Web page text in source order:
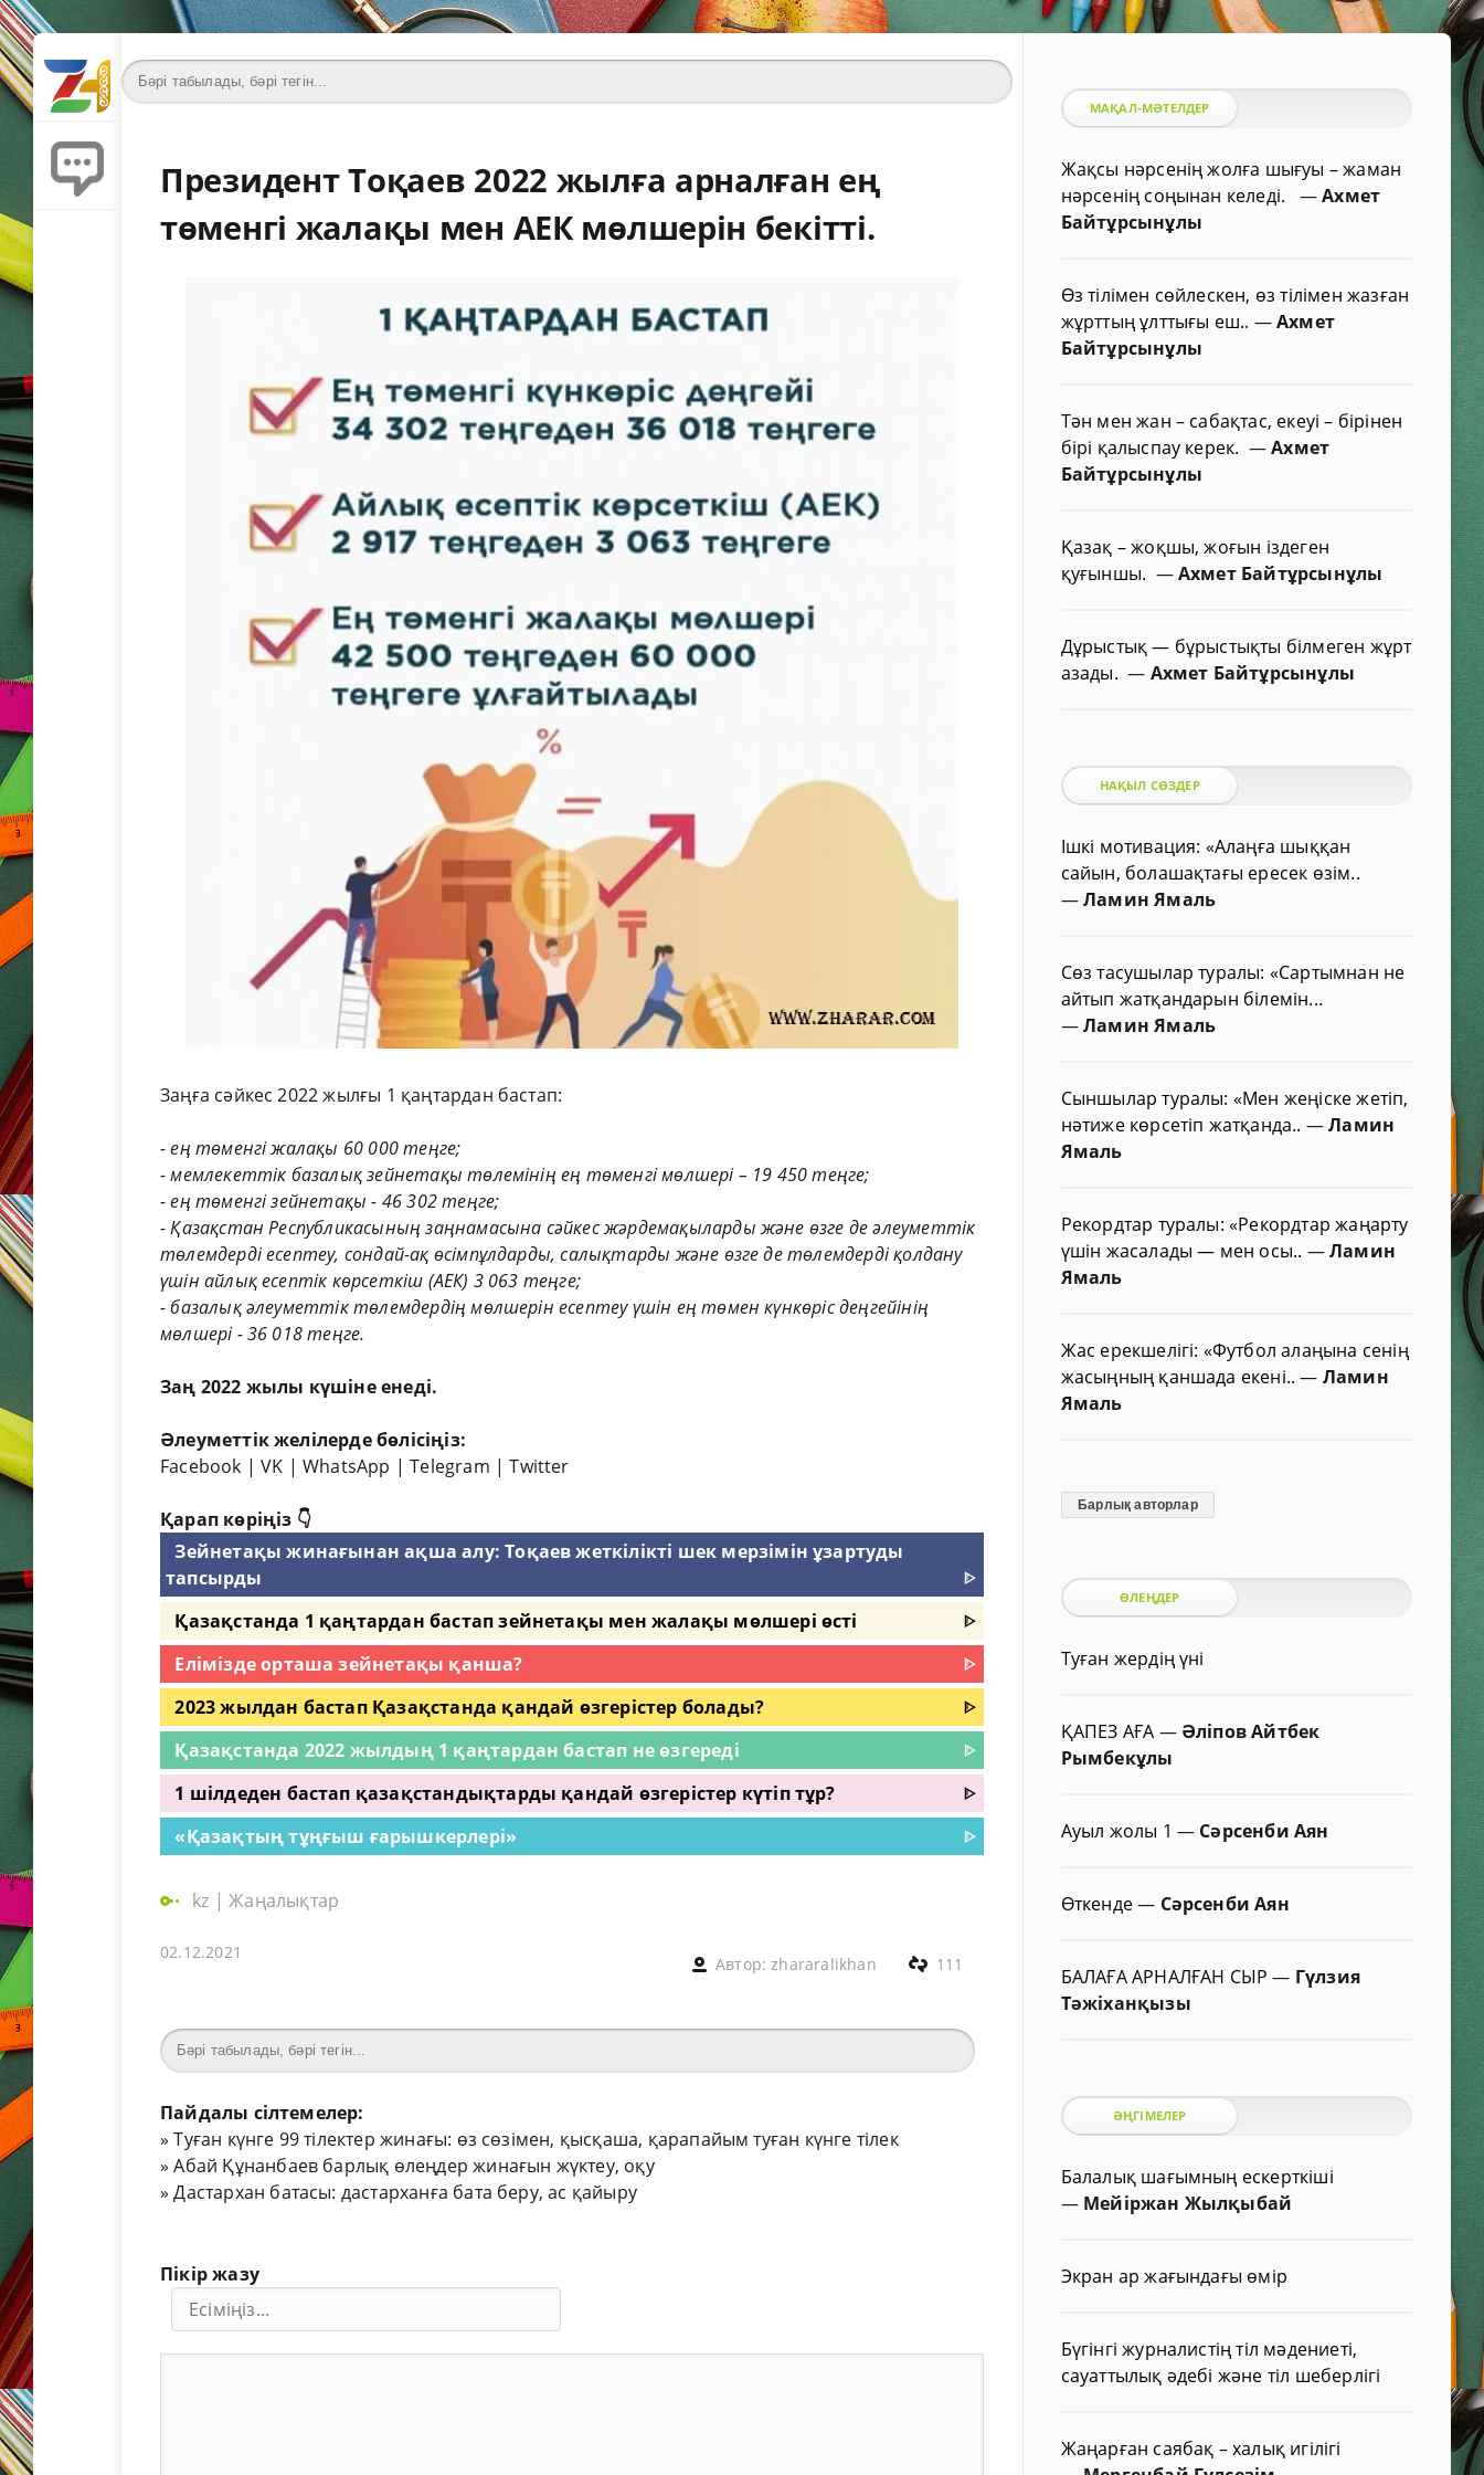
Президент Тоқаев 2022 жылға арналған ең
төменгі жалақы мен АЕК мөлшерін бекітті.
Заңға сәйкес 2022 жылғы 1 қаңтардан бастап:
- ең төменгі жалақы 60 000 теңге;
- мемлекеттік базалық зейнетақы төлемінің ең төменгі мөлшері – 19 450 теңге;
- ең төменгі зейнетақы - 46 302 теңге;
- Қазақстан Республикасының заңнамасына сәйкес жәрдемақыларды және өзге де әлеуметтік
төлемдерді есептеу, сондай-ақ өсімпұлдарды, салықтарды және өзге де төлемдерді қолдану
үшін айлық есептік көрсеткіш (АЕК) 3 063 теңге;
- базалық әлеуметтік төлемдердің мөлшерін есептеу үшін ең төмен күнкөріс деңгейінің
мөлшері - 36 018 теңге.
Заң 2022 жылы күшіне енеді.
Әлеуметтік желілерде бөлісіңіз:
Facebook |VK |WhatsApp |Telegram |Twitter
Қарап көріңіз 👇
Зейнетақы жинағынан ақша алу: Тоқаев жеткілікті шек мерзімін ұзартуды
тапсырды
ᐈ
Қазақстанда 1 қаңтардан бастап зейнетақы мен жалақы мөлшері өсті
ᐈ
Елімізде орташа зейнетақы қанша?
ᐈ
2023 жылдан бастап Қазақстанда қандай өзгерістер болады?
ᐈ
Қазақстанда 2022 жылдың 1 қаңтардан бастап не өзгереді
ᐈ
1 шілдеден бастап қазақстандықтарды қандай өзгерістер күтіп тұр?
ᐈ
«Қазақтың тұңғыш ғарышкерлері»
ᐈ
kz |Жаңалықтар
02.12.2021
Автор:zhararalikhan 111
Пайдалы сілтемелер:
»Туған күнге 99 тілектер жинағы: өз сөзімен, қысқаша, қарапайым туған күнге тілек
»Абай Құнанбаев барлық өлеңдер жинағын жүктеу, оқу
»Дастархан батасы: дастарханға бата беру, ас қайыру
Пікір жазу
МАҚАЛ-МӘТЕЛДЕР
Жақсы нәрсенің жолға шығуы – жаман
нәрсенің соңынан келеді. —Ахмет
Байтұрсынұлы
Өз тілімен сөйлескен, өз тілімен жазған
жұрттың ұлттығы еш.. —Ахмет
Байтұрсынұлы
Тән мен жан – сабақтас, екеуі – бірінен
бірі қалыспау керек. —Ахмет
Байтұрсынұлы
Қазақ – жоқшы, жоғын іздеген
қуғыншы. —Ахмет Байтұрсынұлы
Дұрыстық — бұрыстықты білмеген жұрт
азады.— Ахмет Байтұрсынұлы
НАҚЫЛ СӨЗДЕР
Ішкі мотивация: «Алаңға шыққан
сайын, болашақтағы ересек өзім..
—Ламин Ямаль
Сөз тасушылар туралы: «Сартымнан не
айтып жатқандарын білемін...
—Ламин Ямаль
Сыншылар туралы: «Мен жеңіске жетіп,
нәтиже көрсетіп жатқанда.. —Ламин
Ямаль
Рекордтар туралы: «Рекордтар жаңарту
үшін жасалады — мен осы.. —Ламин
Ямаль
Жас ерекшелігі: «Футбол алаңына сенің
жасыңның қаншада екені..— Ламин
Ямаль
Барлық авторлар
ӨЛЕҢДЕР
Туған жердің үні
ҚАПЕЗ АҒА — Әліпов Айтбек
Рымбекұлы
Ауыл жолы 1 — Сәрсенби Аян
Өткенде— Сәрсенби Аян
БАЛАҒА АРНАЛҒАН СЫР— Гүлзия
Тәжіханқызы
ӘҢГІМЕЛЕР
Балалық шағымның ескерткіші
— Мейіржан Жылқыбай
Экран ар жағындағы өмір
Бүгінгі журналистің тіл мәдениеті,
сауаттылық әдебі және тіл шеберлігі
Жаңарған саябақ – халық игілігі